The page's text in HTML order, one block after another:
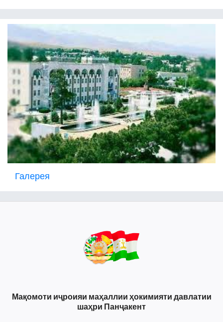
Галерея
Мақомоти иҷроияи маҳаллии ҳокимияти давлатии
шаҳри Панҷакент